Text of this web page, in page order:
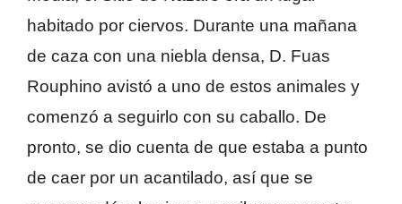
habitado por ciervos. Durante una mañana
de caza con una niebla densa, D. Fuas
Rouphino avistó a uno de estos animales y
comenzó a seguirlo con su caballo. De
pronto, se dio cuenta de que estaba a punto
de caer por un acantilado, así que se